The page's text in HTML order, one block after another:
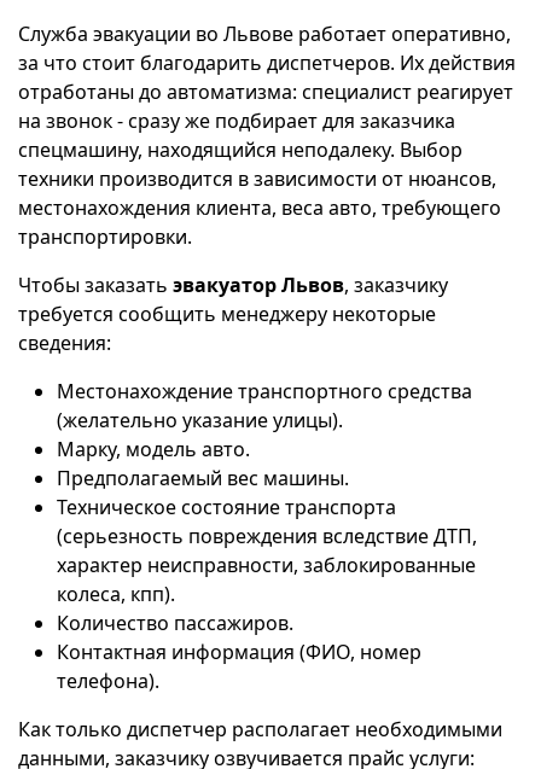
Служба эвакуации во Львове работает оперативно,
за что стоит благодарить диспетчеров. Их действия
отработаны до автоматизма: специалист реагирует
на звонок - сразу же подбирает для заказчика
спецмашину, находящийся неподалеку. Выбор
техники производится в зависимости от нюансов,
местонахождения клиента, веса авто, требующего
транспортировки.
Чтобы заказать эвакуатор Львов, заказчику
требуется сообщить менеджеру некоторые
сведения:
Местонахождение транспортного средства
(желательно указание улицы).
Марку, модель авто.
Предполагаемый вес машины.
Техническое состояние транспорта
(серьезность повреждения вследствие ДТП,
характер неисправности, заблокированные
колеса, кпп).
Количество пассажиров.
Контактная информация (ФИО, номер
телефона).
Как только диспетчер располагает необходимыми
данными, заказчику озвучивается прайс услуги: